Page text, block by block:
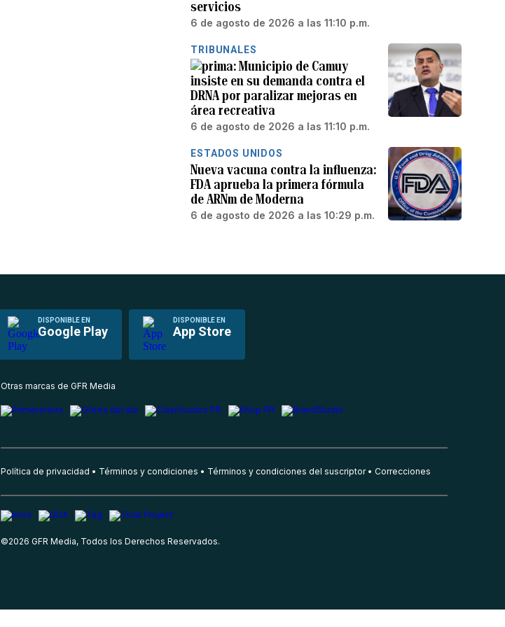
servicios
6 de agosto de 2026 a las 11:10 p.m.
TRIBUNALES
Municipio de Camuy
insiste en su demanda contra el
DRNA por paralizar mejoras en
área recreativa
6 de agosto de 2026 a las 11:10 p.m.
ESTADOS UNIDOS
Nueva vacuna contra la influenza:
FDA aprueba la primera fórmula
de ARNm de Moderna
6 de agosto de 2026 a las 10:29 p.m.
DISPONIBLE EN
Google Play
DISPONIBLE EN
App Store
Otras marcas de GFR Media
Política de privacidad Términos y condiciones Términos y condiciones del suscriptor Correcciones
©2026 GFR Media, Todos los Derechos Reservados.